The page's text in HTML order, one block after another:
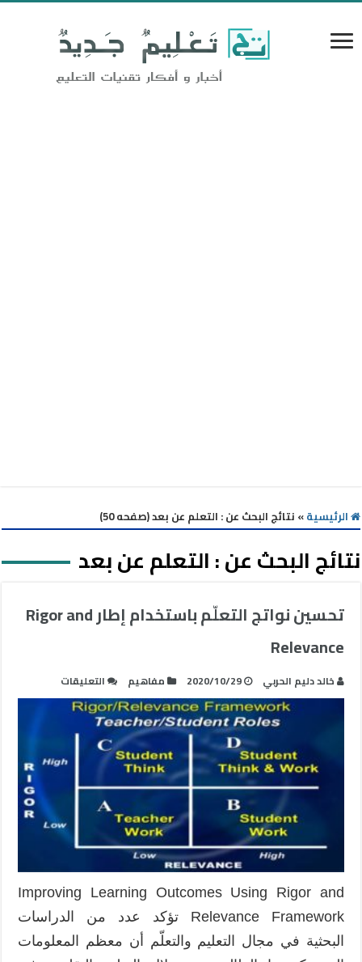
الرئيسية» نتائج البحث عن : التعلم عن بعد (صفحه 50)
نتائج البحث عن :التعلم عن بعد
تحسين نواتج التعلّم باستخدام إطار Rigor and
Relevance
خالد دليم الحربي 2020/10/29 مفاهيم التعليقات
تحسين
باستخدام
إطار
Rigor
and
Relevance
Improving Learning Outcomes Using Rigor and
Relevance Framework تؤكد عدد من الدراسات
البحثية في مجال التعليم والتعلّم أن معظم المعلومات